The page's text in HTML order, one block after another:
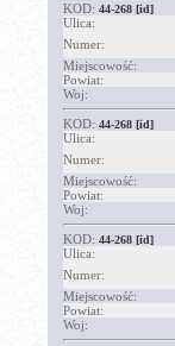
KOD: 44-268 [id]
Ulica:
Numer:
Miejscowość:
Powiat:
Woj:
KOD: 44-268 [id]
Ulica:
Numer:
Miejscowość:
Powiat:
Woj:
KOD: 44-268 [id]
Ulica:
Numer:
Miejscowość:
Powiat:
Woj: